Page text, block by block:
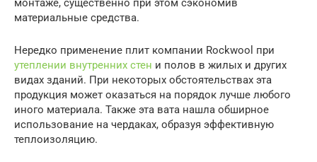
монтаже, существенно при этом сэкономив
материальные средства.
Нередко применение плит компании Rockwool при
утеплении внутренних стен и полов в жилых и других
видах зданий. При некоторых обстоятельствах эта
продукция может оказаться на порядок лучше любого
иного материала. Также эта вата нашла обширное
использование на чердаках, образуя эффективную
теплоизоляцию.